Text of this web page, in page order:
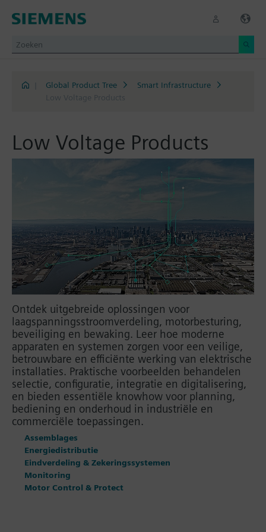
Global Product Tree
Smart Infrastructure
Low Voltage Products
Low Voltage Products
Ontdek uitgebreide oplossingen voor
laagspanningsstroomverdeling, motorbesturing,
beveiliging en bewaking. Leer hoe moderne
apparaten en systemen zorgen voor een veilige,
betrouwbare en efficiënte werking van elektrische
installaties. Praktische voorbeelden behandelen
selectie, configuratie, integratie en digitalisering,
en bieden essentiële knowhow voor planning,
bediening en onderhoud in industriële en
commerciële toepassingen.
Assemblages
Energiedistributie
Eindverdeling & Zekeringssystemen
Monitoring
Motor Control & Protect